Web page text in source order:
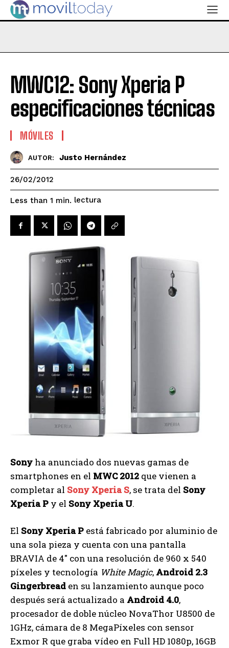
MWC12: Sony Xperia P
especificaciones técnicas
MÓVILES
AUTOR: Justo Hernández
26/02/2012
Less than 1 min. lectura
Sony ha anunciado dos nuevas gamas de
smartphones en el MWC 2012 que vienen a
completar al Sony Xperia S, se trata del Sony
Xperia P y el Sony Xperia U.
El Sony Xperia P está fabricado por aluminio de
una sola pieza y cuenta con una pantalla
BRAVIA de 4″ con una resolución de 960 x 540
píxeles y tecnología White Magic, Android 2.3
Gingerbread en su lanzamiento aunque poco
después será actualizado a Android 4.0,
procesador de doble núcleo NovaThor U8500 de
1GHz, cámara de 8 MegaPíxeles con sensor
Exmor R que graba vídeo en Full HD 1080p, 16GB